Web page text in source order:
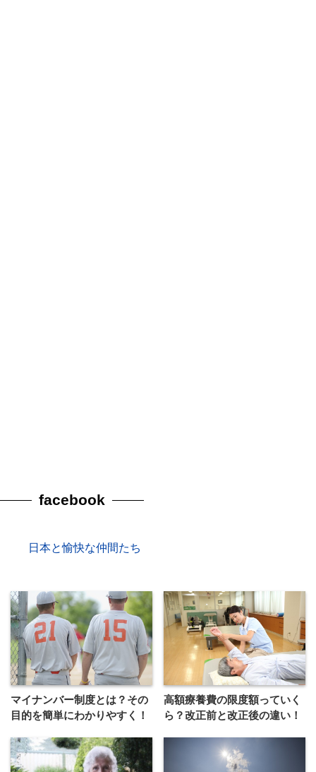
facebook
日本と愉快な仲間たち
マイナンバー制度とは？その
目的を簡単にわかりやすく！
高額療養費の限度額っていく
ら？改正前と改正後の違い！